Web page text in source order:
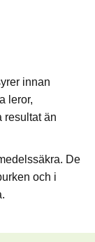
innan
leror,
resultat än
De
och i